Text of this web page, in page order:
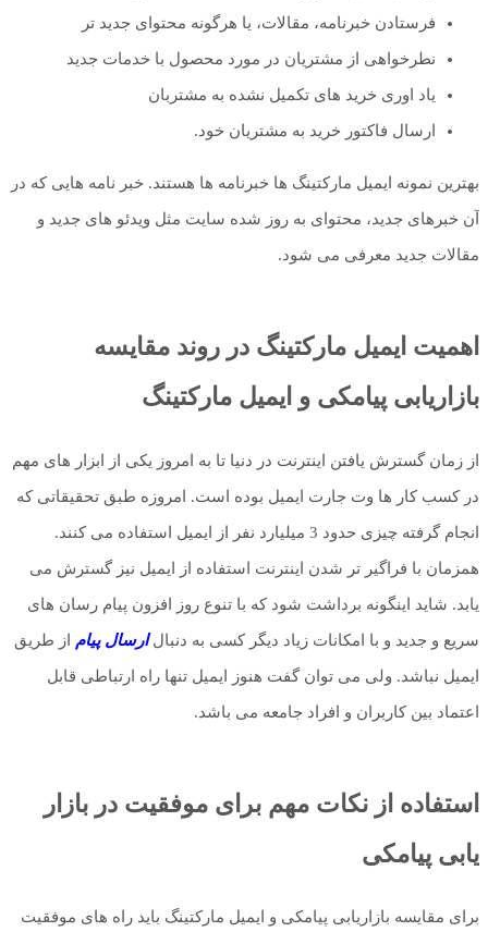
فرستادن خبرنامه، مقالات، یا هرگونه محتوای جدید تر
نطرخواهی از مشتریان در مورد محصول با خدمات جدید
یاد اوری خرید های تکمیل نشده به مشتربان
ارسال فاکتور خرید به مشتریان خود.
بهترین نمونه ایمیل مارکتینگ ها خبرنامه ها هستند. خبر نامه هایی که در
آن خبرهای جدید، محتوای به روز شده سایت مثل ویدئو های جدید و
مقالات جدید معرفی می شود.
اهمیت ایمیل مارکتینگ در روند مقایسه
بازاریابی پیامکی و ایمیل مارکتینگ
از زمان گسترش یافتن اینترنت در دنیا تا به امروز یکی از ابزار های مهم
در کسب کار ها وت جارت ایمیل بوده است. امروزه طبق تحقیقاتی که
انجام گرفته چیزی حدود 3 میلیارد نفر از ایمیل استفاده می کنند.
همزمان با فراگیر تر شدن اینترنت استفاده از ایمیل نیز گسترش می
یابد. شاید اینگونه برداشت شود که با تنوع روز افزون پیام رسان های
سریع و جدید و با امکانات زیاد دیگر کسی به دنبالارسال پیام از طریق
ایمیل نباشد. ولی می توان گفت هنوز ایمیل تنها راه ارتباطی قابل
اعتماد بین کاربران و افراد جامعه می باشد.
استفاده از نکات مهم برای موفقیت در بازار
یابی پیامکی
برای مقایسه بازاریابی پیامکی و ایمیل مارکتینگ باید راه های موفقیت